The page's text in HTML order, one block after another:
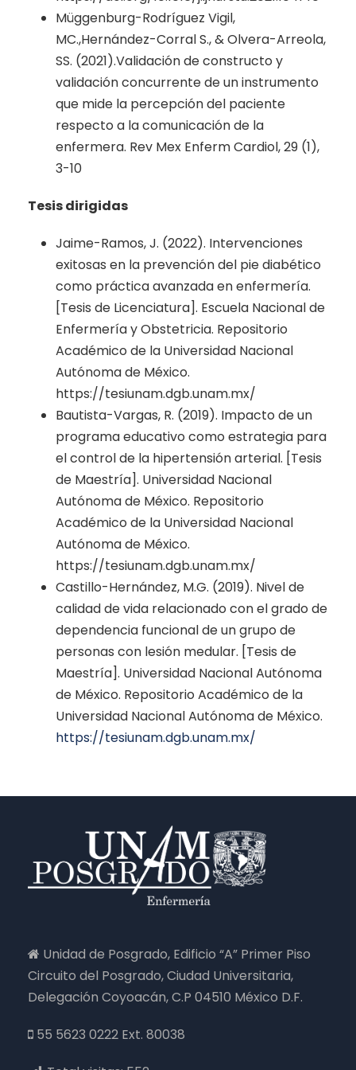
Müggenburg-Rodríguez Vigil,
MC.,Hernández-Corral S., & Olvera-Arreola,
SS. (2021).Validación de constructo y
validación concurrente de un instrumento
que mide la percepción del paciente
respecto a la comunicación de la
enfermera. Rev Mex Enferm Cardiol, 29 (1),
3-10
Tesis dirigidas
Jaime-Ramos, J. (2022). Intervenciones
exitosas en la prevención del pie diabético
como práctica avanzada en enfermería.
[Tesis de Licenciatura]. Escuela Nacional de
Enfermería y Obstetricia. Repositorio
Académico de la Universidad Nacional
Autónoma de México.
https://tesiunam.dgb.unam.mx/
Bautista-Vargas, R. (2019). Impacto de un
programa educativo como estrategia para
el control de la hipertensión arterial. [Tesis
de Maestría]. Universidad Nacional
Autónoma de México. Repositorio
Académico de la Universidad Nacional
Autónoma de México.
https://tesiunam.dgb.unam.mx/
Castillo-Hernández, M.G. (2019). Nivel de
calidad de vida relacionado con el grado de
dependencia funcional de un grupo de
personas con lesión medular. [Tesis de
Maestría]. Universidad Nacional Autónoma
de México. Repositorio Académico de la
Universidad Nacional Autónoma de México.
https://tesiunam.dgb.unam.mx/
Unidad de Posgrado, Edificio “A” Primer Piso
Circuito del Posgrado, Ciudad Universitaria,
Delegación Coyoacán, C.P 04510 México D.F.
55 5623 0222 Ext. 80038